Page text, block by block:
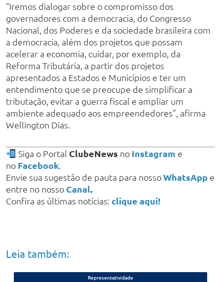
“Iremos dialogar sobre o compromisso dos
governadores com a democracia, do Congresso
Nacional, dos Poderes e da sociedade brasileira com
a democracia, além dos projetos que possam
acelerar a economia, cuidar, por exemplo, da
Reforma Tributária, a partir dos projetos
apresentados a Estados e Municípios e ter um
entendimento que se preocupe de simplificar a
tributação, evitar a guerra fiscal e ampliar um
ambiente adequado aos empreendedores”, afirma
Wellington Dias.
Siga o Portal ClubeNews no Instagram e
no Facebook.
Envie sua sugestão de pauta para nossoWhatsApp e
entre no nosso Canal.
Confira as últimas notícias: clique aqui!
Leia também:
Representatividade